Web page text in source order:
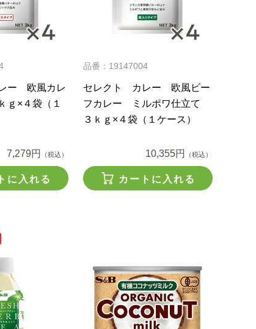
ー 欧風カレ
×４袋（１
7,279円 （税込）
に入れる
品番：19147004
セレクト カレー 欧風ビー
フカレー ミルポワ仕立て
３ｋｇ×４袋（１ケース）
10,355円 （税込）
カートに入れる